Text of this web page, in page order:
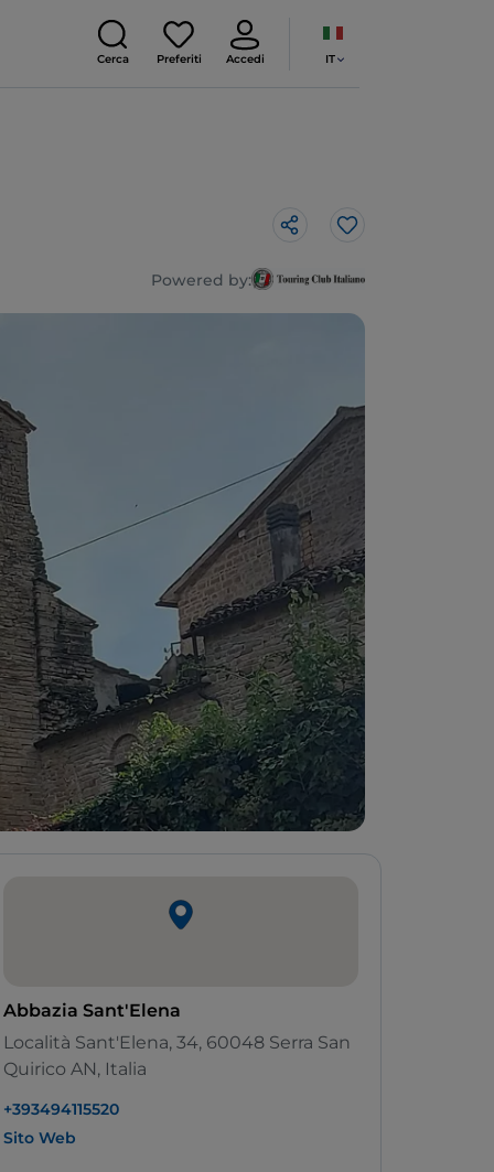
Cerca Preferiti Accedi IT
Like
Powered by:
Abbazia Sant'Elena
Località Sant'Elena, 34, 60048 Serra San
Quirico AN, Italia
+393494115520
Sito Web